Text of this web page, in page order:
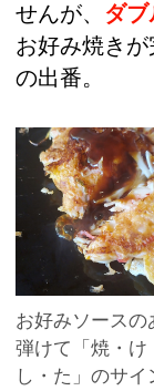
せんが、 ダ
お好み焼き
の出番。
お好みソースの
弾けて「焼・け
し・た」のサイ